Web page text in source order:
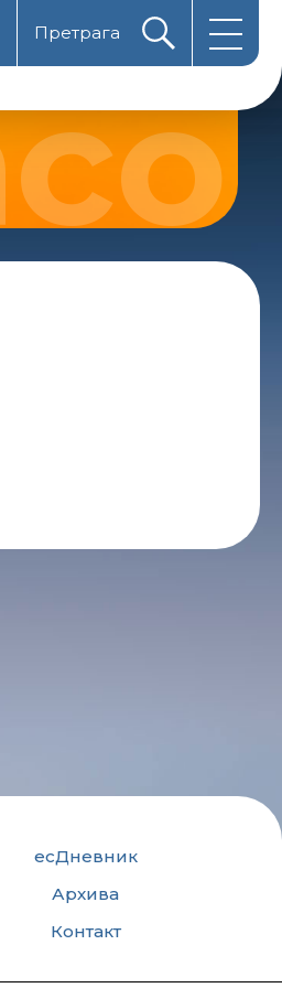
Претрага
есДневник
Архива
Контакт